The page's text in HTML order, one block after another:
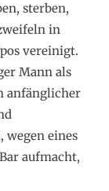
sterben,
in
vereinigt.
Mann als
anfänglicher
wegen eines
aufmacht,